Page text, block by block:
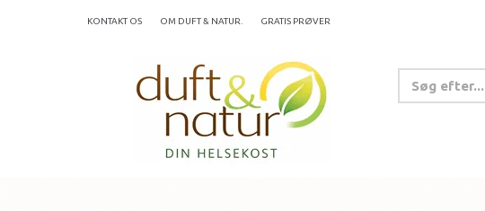
KONTAKT OS OM DUFT & NATUR. GRATIS PRØVER